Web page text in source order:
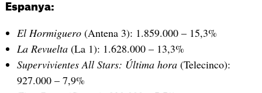
Espanya:
El Hormiguero(Antena 3): 1.859.000 – 15,3%
La Revuelta(La 1): 1.628.000 – 13,3%
Supervivientes All Stars: Última hora(Telecinco):
927.000 – 7,9%